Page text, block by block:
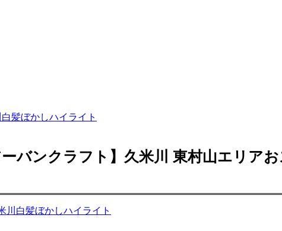
髪ぼかしハイライト
バンクラフト】久米川 東村山エリ
川白髪ぼかしハイライト